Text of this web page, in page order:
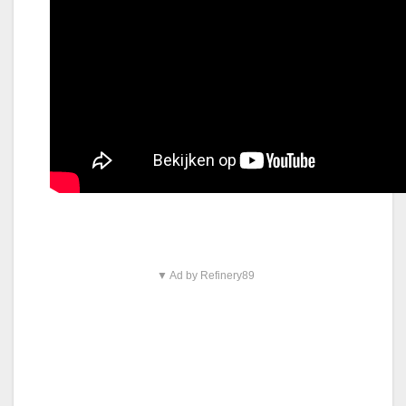
▼ Ad by Refinery89